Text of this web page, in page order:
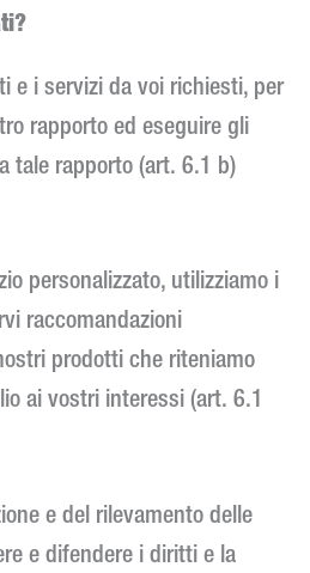
e i servizi da voi richiesti, per
rapporto ed eseguire gli
tale rapporto (art. 6.1 b)
personalizzato, utilizziamo i
raccomandazioni
prodotti che riteniamo
ai vostri interessi (art. 6.1
e del rilevamento delle
e difendere i diritti e la